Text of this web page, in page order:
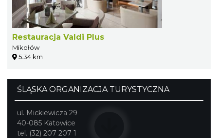
Restauracja Valdi Plus
Mikołów
5.34 km
ŚLĄSKA ORGANIZACJA TURYSTYCZNA
ul. Mickiewicza 29
40-085 Katowice
tel. (32) 207 207 1